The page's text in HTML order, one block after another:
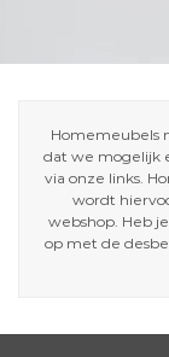
Homemeubels
dat we mogelijk
via onze links.
wordt
webshop. Heb
op met de